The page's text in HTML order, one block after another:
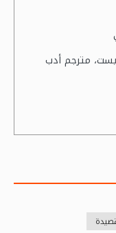
مترجم أدب